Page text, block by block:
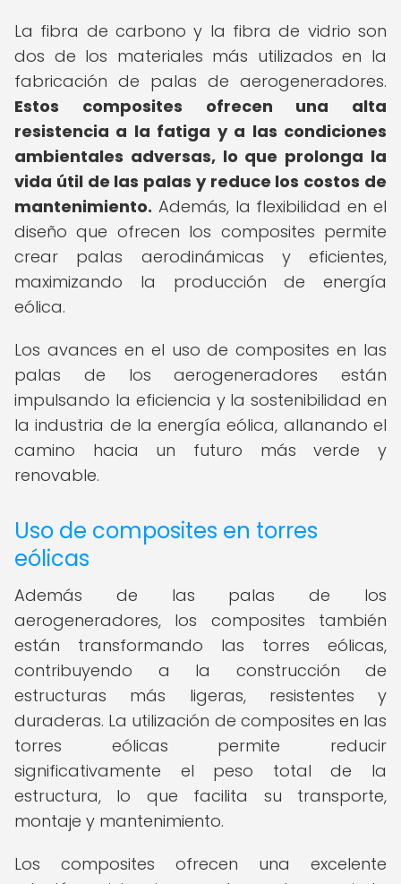
La fibra de carbono y la fibra de vidrio son
dos de los materiales más utilizados en la
fabricación de palas de aerogeneradores.
Estos composites ofrecen una alta
resistencia a la fatiga y a las condiciones
ambientales adversas, lo que prolonga la
vida útil de las palas y reduce los costos de
mantenimiento. Además, la flexibilidad en el
diseño que ofrecen los composites permite
crear palas aerodinámicas y eficientes,
maximizando la producción de energía
eólica.
Los avances en el uso de composites en las
palas de los aerogeneradores están
impulsando la eficiencia y la sostenibilidad en
la industria de la energía eólica, allanando el
camino hacia un futuro más verde y
renovable.
Uso de composites en torres
eólicas
Además de las palas de los
aerogeneradores, los composites también
están transformando las torres eólicas,
contribuyendo a la construcción de
estructuras más ligeras, resistentes y
duraderas. La utilización de composites en las
torres eólicas permite reducir
significativamente el peso total de la
estructura, lo que facilita su transporte,
montaje y mantenimiento.
Los composites ofrecen una excelente